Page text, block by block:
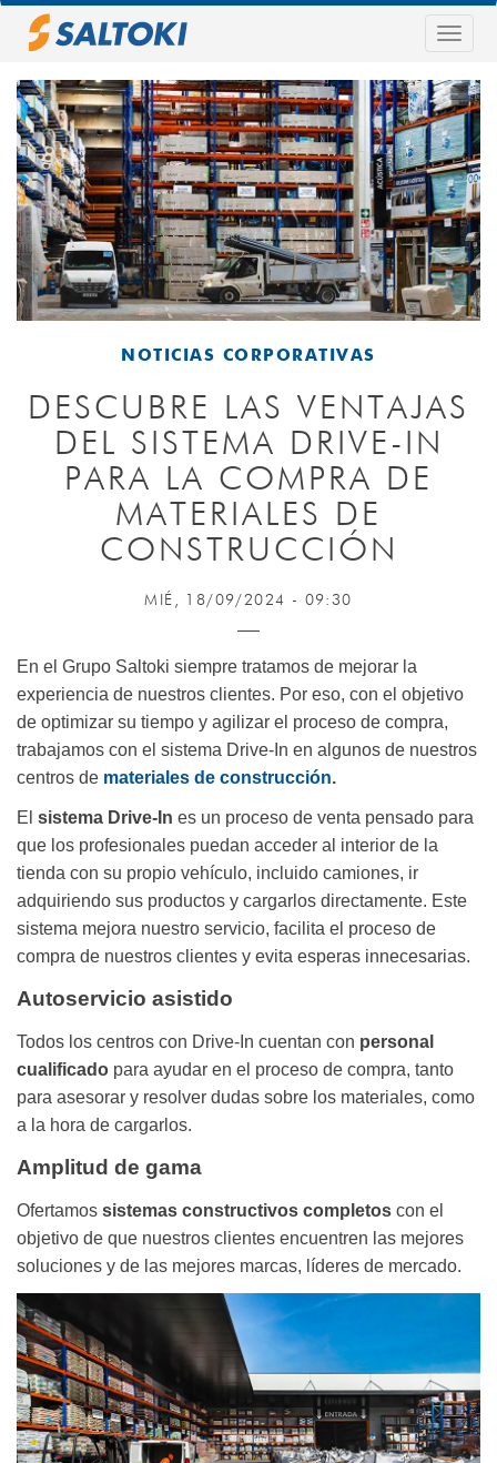
Pasar
principal
NOTICIAS CORPORATIVAS
DESCUBRE LAS VENTAJAS
DEL SISTEMA DRIVE-IN
PARA LA COMPRA DE
MATERIALES DE
CONSTRUCCIÓN
MIÉ, 18/09/2024 - 09:30
En el Grupo Saltoki siempre tratamos de mejorar la
experiencia de nuestros clientes. Por eso, con el objetivo
de optimizar su tiempo y agilizar el proceso de compra,
trabajamos con el sistema Drive-In en algunos de nuestros
centros de materiales de construcción.
El sistema Drive-In es un proceso de venta pensado para
que los profesionales puedan acceder al interior de la
tienda con su propio vehículo, incluido camiones, ir
adquiriendo sus productos y cargarlos directamente. Este
sistema mejora nuestro servicio, facilita el proceso de
compra de nuestros clientes y evita esperas innecesarias.
Autoservicio asistido
Todos los centros con Drive-In cuentan con personal
cualificado para ayudar en el proceso de compra, tanto
para asesorar y resolver dudas sobre los materiales, como
a la hora de cargarlos.
Amplitud de gama
Ofertamos sistemas constructivos completos con el
objetivo de que nuestros clientes encuentren las mejores
soluciones y de las mejores marcas, líderes de mercado.